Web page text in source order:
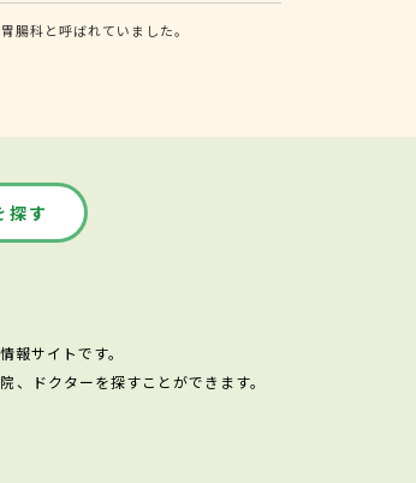
腸科と呼ばれていました。
探す
報サイトです。
ドクターを探すことができます。